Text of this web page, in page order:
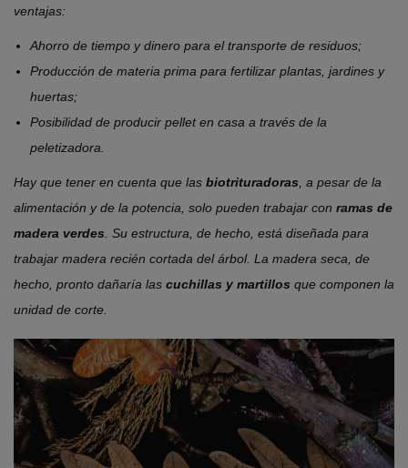
ventajas:
Ahorro de tiempo y dinero para el transporte de residuos;
Producción de materia prima para fertilizar plantas, jardines y
huertas;
Posibilidad de producir pellet en casa a través de la
peletizadora.
Hay que tener en cuenta que las biotrituradoras , a pesar de la
alimentación y de la potencia, solo pueden trabajar con ramas de
madera verdes . Su estructura, de hecho, está diseñada para
trabajar madera recién cortada del árbol. La madera seca, de
hecho, pronto dañaría las cuchillas y martillos que componen la
unidad de corte.